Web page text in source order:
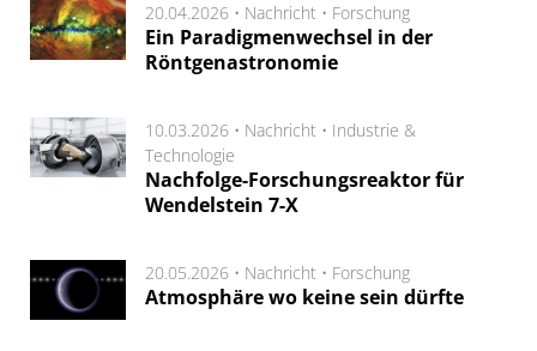
20.04.2026 • Nachricht • Forschung
Ein Paradigmenwechsel in der
Röntgenastronomie
10.03.2026 • Nachricht • Industrie &
Technologie
Nachfolge-Forschungsreaktor für
Wendelstein 7-X
20.05.2026 • Nachricht • Forschung
Atmosphäre wo keine sein dürfte